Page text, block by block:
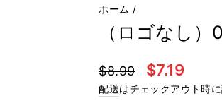
ホーム /
（ロゴなし
通
常
価
$8.99
セ
$7.19
配送はチェックアウト時に